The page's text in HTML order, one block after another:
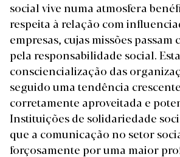
social vive numa atmosfera
respeita à relação com
empresas, cujas missões passam
pela responsabilidade social. Esta
consciencialização das
seguido uma tendência
corretamente aproveitada e
Instituições de solidariedade
que a comunicação no setor
forçosamente por uma maior